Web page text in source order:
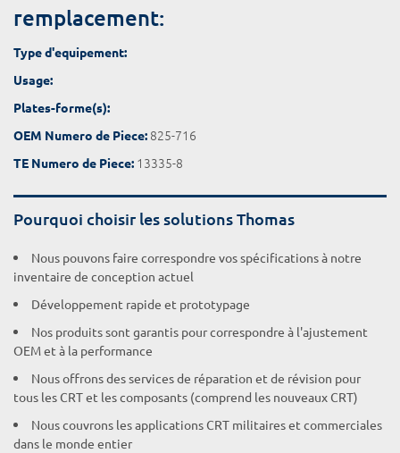
remplacement:
Type d'equipement:
Usage:
Plates-forme(s):
OEM Numero de Piece: 825-716
TE Numero de Piece: 13335-8
Pourquoi choisir les solutions Thomas
Nous pouvons faire correspondre vos spécifications à notre
inventaire de conception actuel
Développement rapide et prototypage
Nos produits sont garantis pour correspondre à l'ajustement
OEM et à la performance
Nous offrons des services de réparation et de révision pour
tous les CRT et les composants (comprend les nouveaux CRT)
Nous couvrons les applications CRT militaires et commerciales
dans le monde entier